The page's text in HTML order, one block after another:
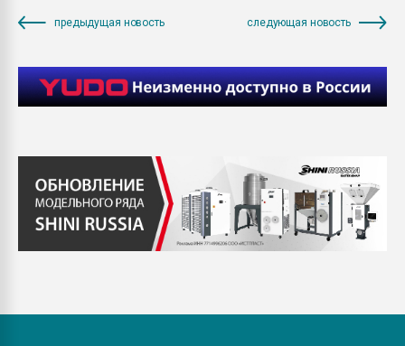
предыдущая новость следующая новость